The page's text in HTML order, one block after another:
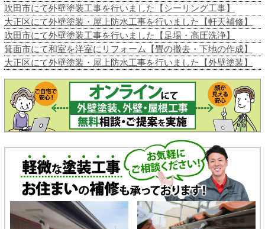
吹田市にて外壁塗装工事を行いました【シーリング工事】
大正区にて外壁塗装・屋上防水工事を行いました【軒天補修】
吹田市にて外壁塗装工事を行いました【足場・高圧洗浄】
箕面市にて和室を洋室にリフォーム【畳の撤去・下地の作成】
大正区にて外壁塗装・屋上防水工事を行いました【外壁塗装】